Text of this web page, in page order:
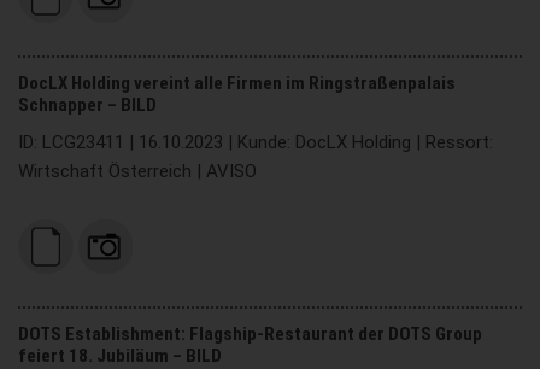
DocLX Holding vereint alle Firmen im Ringstraßenpalais
Schnapper – BILD
ID: LCG23411 | 16.10.2023 | Kunde: DocLX Holding | Ressort:
Wirtschaft Österreich | AVISO
DOTS Establishment: Flagship-Restaurant der DOTS Group
feiert 18. Jubiläum – BILD